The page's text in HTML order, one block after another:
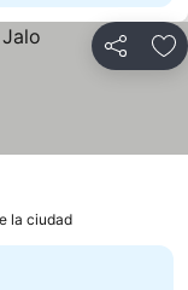
Compartir
la ciudad